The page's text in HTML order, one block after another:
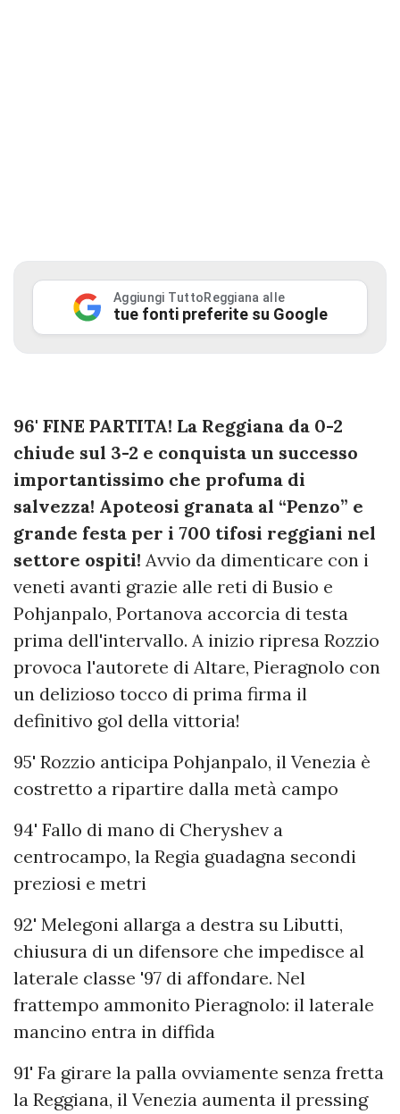
Aggiungi TuttoReggiana alle
tue fonti preferite su Google
96' FINE PARTITA! La Reggiana da 0-2
chiude sul 3-2 e conquista un successo
importantissimo che profuma di
salvezza! Apoteosi granata al “Penzo” e
grande festa per i 700 tifosi reggiani nel
settore ospiti! Avvio da dimenticare con i
veneti avanti grazie alle reti di Busio e
Pohjanpalo, Portanova accorcia di testa
prima dell'intervallo. A inizio ripresa Rozzio
provoca l'autorete di Altare, Pieragnolo con
un delizioso tocco di prima firma il
definitivo gol della vittoria!
95' Rozzio anticipa Pohjanpalo, il Venezia è
costretto a ripartire dalla metà campo
94' Fallo di mano di Cheryshev a
centrocampo, la Regia guadagna secondi
preziosi e metri
92' Melegoni allarga a destra su Libutti,
chiusura di un difensore che impedisce al
laterale classe '97 di affondare. Nel
frattempo ammonito Pieragnolo: il laterale
mancino entra in diffida
91' Fa girare la palla ovviamente senza fretta
la Reggiana, il Venezia aumenta il pressing